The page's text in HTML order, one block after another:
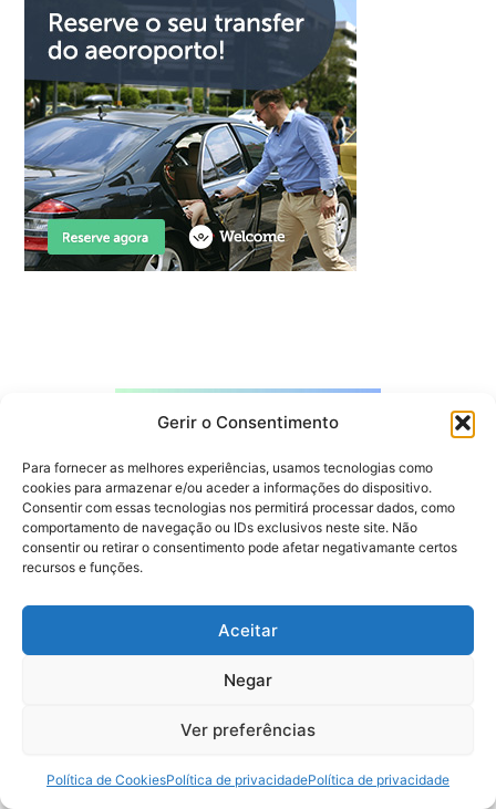
Gerir o Consentimento
Para fornecer as melhores experiências, usamos tecnologias como
cookies para armazenar e/ou aceder a informações do dispositivo.
Consentir com essas tecnologias nos permitirá processar dados, como
comportamento de navegação ou IDs exclusivos neste site. Não
consentir ou retirar o consentimento pode afetar negativamante certos
recursos e funções.
Aceitar
Negar
Ver preferências
Política de CookiesPolítica de privacidadePolítica de privacidade
Subscreve para receber gratuitamente o nosso Ebook e as